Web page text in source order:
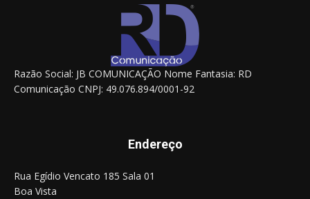
Razão Social: JB COMUNICAÇÃO Nome Fantasia: RD
Comunicação CNPJ: 49.076.894/0001-92
Endereço
Rua Egídio Vencato 185 Sala 01
Boa Vista